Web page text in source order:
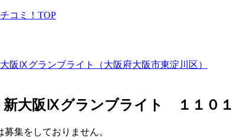
コミ！TOP
阪Ⅸグランブライト（大阪府大阪市東淀川区）
大阪Ⅸグランブライト １１０１
集をしておりません。